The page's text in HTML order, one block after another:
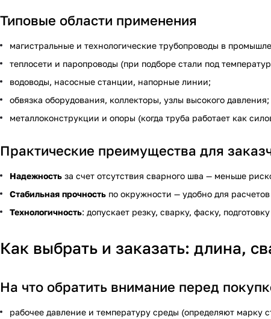
Типовые области применения
магистральные и технологические трубопроводы в
теплосети и паропроводы (при подборе стали под
водоводы, насосные станции, напорные линии;
обвязка оборудования, коллекторы, узлы высокого давления;
металлоконструкции и опоры (когда труба работает как
Практические преимущества для
Надежность за счет отсутствия сварного шва — меньше
Стабильная прочность по окружности — удобно для
Технологичность: допускает резку, сварку, фаску,
Как выбрать и заказать: длина,
На что обратить внимание перед
рабочее давление и температуру среды (определяют марку